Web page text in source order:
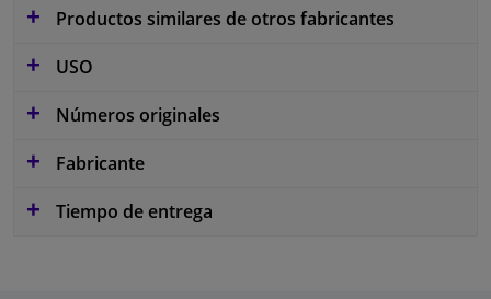
Productos similares de otros fabricantes
USO
Números originales
Fabricante
Tiempo de entrega